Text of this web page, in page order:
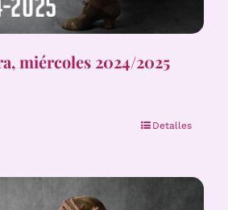
miércoles 2024/2025
Detalles